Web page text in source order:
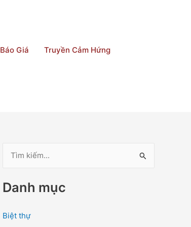
Báo Giá
Truyền Cảm Hứng
m
i
Danh mục
Biệt thự